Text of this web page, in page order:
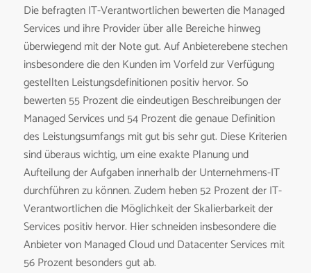
Die befragten IT-Verantwortlichen bewerten die Managed
Services und ihre Provider über alle Bereiche hinweg
überwiegend mit der Note gut. Auf Anbieterebene stechen
insbesondere die den Kunden im Vorfeld zur Verfügung
gestellten Leistungsdefinitionen positiv hervor. So
bewerten 55 Prozent die eindeutigen Beschreibungen der
Managed Services und 54 Prozent die genaue Definition
des Leistungsumfangs mit gut bis sehr gut. Diese Kriterien
sind überaus wichtig, um eine exakte Planung und
Aufteilung der Aufgaben innerhalb der Unternehmens-IT
durchführen zu können. Zudem heben 52 Prozent der IT-
Verantwortlichen die Möglichkeit der Skalierbarkeit der
Services positiv hervor. Hier schneiden insbesondere die
Anbieter von Managed Cloud und Datacenter Services mit
56 Prozent besonders gut ab.